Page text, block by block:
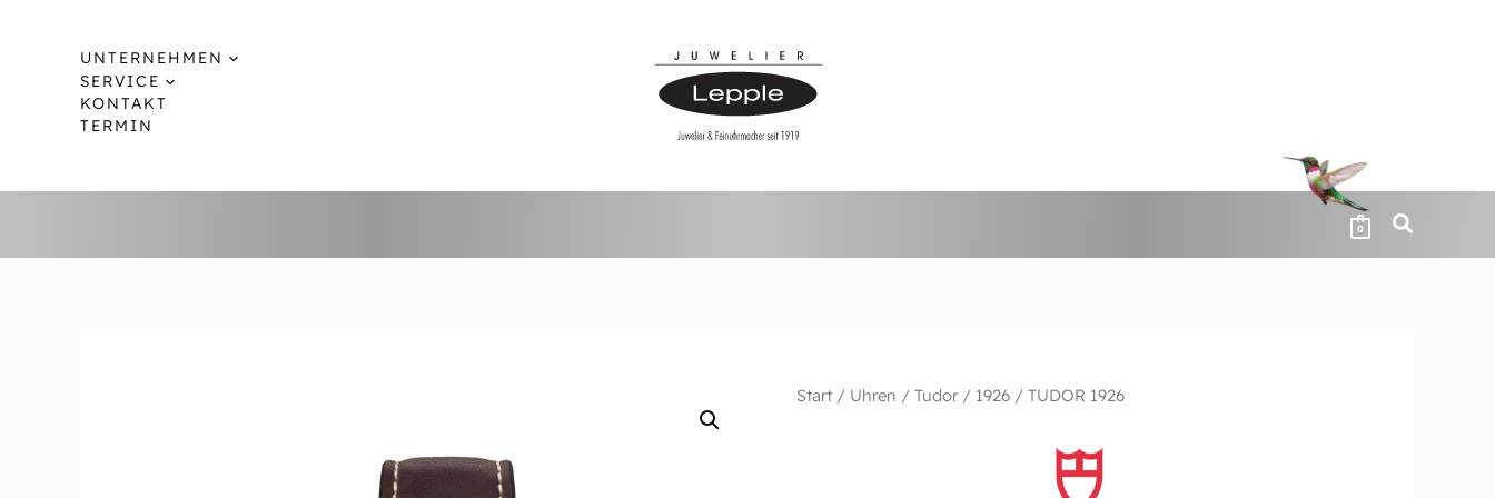
UNTERNEHMEN
SERVICE
KONTAKT
TERMIN
0
Start / Uhren /Tudor/ 1926 / TUDOR 1926